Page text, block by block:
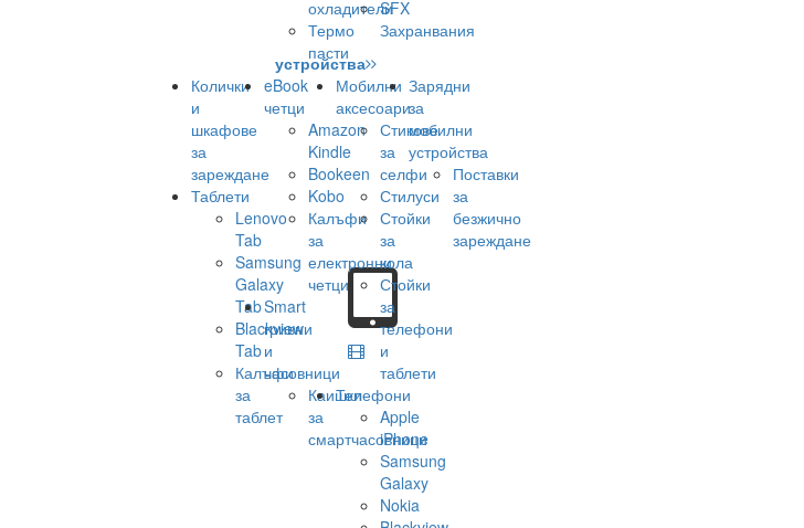
охладители
Термо
пасти
SFX
Захранвания
устройства
Колички
и
шкафове
за
зареждане
Таблети
Lenovo
Tab
Samsung
Galaxy
Tab
Blackview
Tab
Калъфи
за
таблет
eBook
четци
Amazon
Kindle
Bookeen
Kobo
Калъфи
за
електронни
четци
Smart
гривни
и
часовници
Каишки
за
смартчасовници
Мобилни
аксесоари
Стикове
за
селфи
Стилуси
Стойки
за
кола
Стойки
за
телефони
и
таблети
Телефони
Apple
iPhone
Samsung
Galaxy
Nokia
Зарядни
за
мобилни
устройства
Поставки
за
безжично
зареждане